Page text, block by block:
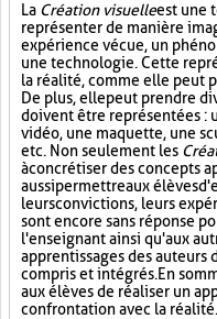
La Création visuelleest une
représenter de manière
expérience vécue, un
une technologie. Cette
la réalité, comme elle peut
De plus, elle peut prendre
doivent être représentées :
vidéo, une maquette, une
etc. Non seulement les
à concrétiser des concepts
aussi permettre aux élèves
leurs convictions, leurs
sont encore sans réponse
l'enseignant ainsi qu'aux
apprentissages des auteurs
compris et intégrés. En
aux élèves de réaliser un
confrontation avec la réalité.